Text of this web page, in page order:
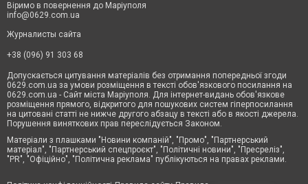
Віримо в повернення до Маріуполя
info@0629.com.ua
Журналисты сайта
+38 (096) 91 303 68
Допускається цитування матеріалів без отримання попередньої згоди
0629.com.ua за умови розміщення в тексті обов'язкового посилання на
0629.com.ua - Сайт міста Маріуполя. Для інтернет-видань обов'язкове
розміщення прямого, відкритого для пошукових систем гіперпосилання
на цитовані статті не нижче другого абзацу в тексті або в якості джерела.
Порушення виняткових прав переслідується Законом.
Матеріали з плашками "Новини компаній", "Промо", "Партнерський
матеріал", "Партнерський спецпроєкт", "Політичні новини", "Пресреліз",
"PR", "Офіційно", "Політична реклама" публікуються на правах реклами.